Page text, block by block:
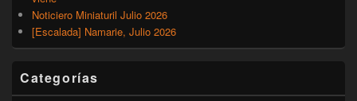
Noticiero Miniaturil Julio 2026
[Escalada] Namarie, Julio 2026
Categorías